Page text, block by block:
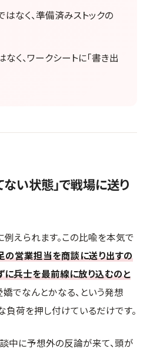
なく、準備済みストックの
く、ワークシートに「書き出
い状態」で戦場に送り
例えられます。この比喩を本気で
の営業担当を商談に送り出すの
に兵士を最前線に放り込むのと
でなんとかなる、という発想
負荷を押し付けているだけです。
中に予想外の反論が来て、頭が